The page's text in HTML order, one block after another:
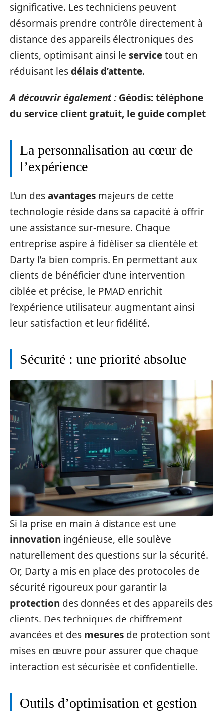
significative. Les techniciens peuvent
désormais prendre contrôle directement à
distance des appareils électroniques des
clients, optimisant ainsi le servicetout en
réduisant lesdélais d’attente.
A découvrir également : Géodis: téléphone
du service client gratuit, le guide complet
La personnalisation au cœur de
l’expérience
L’un desavantages majeurs de cette
technologie réside dans sa capacité à offrir
une assistance sur-mesure. Chaque
entreprise aspire à fidéliser sa clientèle et
Darty l’a bien compris. En permettant aux
clients de bénéficier d’une intervention
ciblée et précise, le PMAD enrichit
l’expérience utilisateur, augmentant ainsi
leur satisfaction et leur fidélité.
Sécurité : une priorité absolue
Si la prise en main à distance est une
innovation ingénieuse, elle soulève
naturellement des questions sur la sécurité.
Or, Darty a mis en place des protocoles de
sécurité rigoureux pour garantir la
protection des données et des appareils des
clients. Des techniques de chiffrement
avancées et des mesures de protection sont
mises en œuvre pour assurer que chaque
interaction est sécurisée et confidentielle.
Outils d’optimisation et gestion